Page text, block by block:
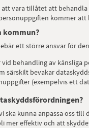
vara tillåtet att
kommer
kommun?
ett större ansvar för
behandling av känsliga
särskilt bevakar
(exempelvis ett
ska kunna anpassa oss
mer effektiv och att